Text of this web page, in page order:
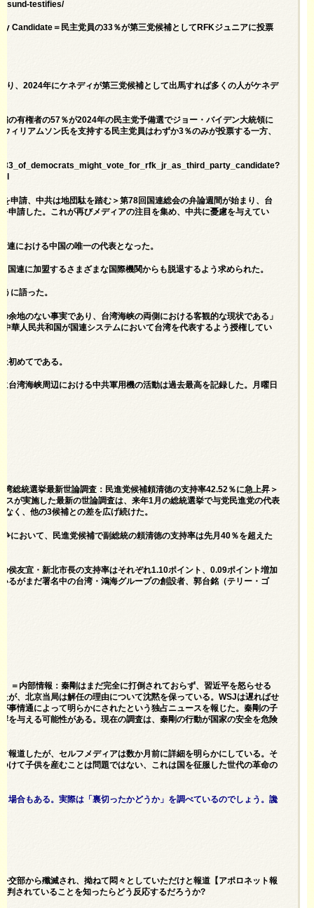
sund-testifies/
＝民主党員の33％が第三党候補としてRFKジュニアに投票
、2024年にケネディが第三党候補として出馬すれば多くの人がケネデ
の有権者の57％が2024年の民主党予備選でジョー・バイデン大統領に
ィリアムソン氏を支持する民主党員はわずか3％のみが投票する一方、
申請、中共は地団駄を踏む＞第78回国連総会の弁論週間が始まり、台
申請した。これが再びメディアの注目を集め、中共に憂慮を与えてい
における中国の唯一の代表となった。
連に加盟するさまざまな国際機関からも脱退するよう求められた。
に語った。
地のない事実であり、台湾海峡の両側における客観的な現状である」
華人民共和国が国連システムにおいて台湾を代表するよう授権してい
初めてである。
湾海峡周辺における中共軍用機の活動は過去最高を記録した。月曜日
総統選挙最新世論調査：民進党候補頼清徳の支持率42.52％に急上昇＞
が実施した最新の世論調査は、来年1月の総統選挙で与党民進党の代表
く、他の3候補との差を広げ続けた。
において、民進党候補で副総統の頼清徳の支持率は先月40％を超えた
侯友宜・新北市長の支持率はそれぞれ1.10ポイント、0.09ポイント増加
るがまだ署名中の台湾・鴻海グループの創設者、郭台銘（テリー・ゴ
＝内部情報：秦剛はまだ完全に打倒されておらず、習近平を怒らせる
が、北京当局は解任の理由について沈黙を保っている。WSJは遅ればせ
事情通によって明らかにされたという独占ニュースを報じた。秦剛の子
を与える可能性がある。現在の調査は、秦剛の行動が国家の安全を危険
報道したが、セルフメディアは数か月前に詳細を明らかにしている。そ
けて子供を産むことは問題ではない、これは国を征服した世代の革命の
場合もある。実際は「裏切ったかどうか」を調べているのでしょう。讒
交部から殲滅され、拗ねて悶々としていただけと報道【アポロネット報
判されていることを知ったらどう反応するだろうか?